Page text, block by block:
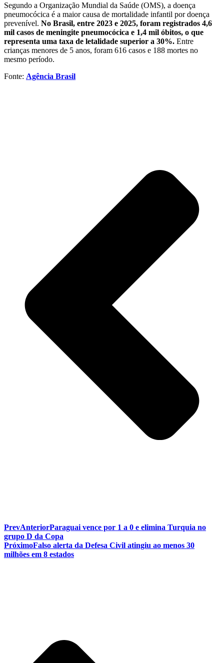
Segundo a Organização Mundial da Saúde (OMS), a doença
pneumocócica é a maior causa de mortalidade infantil por doença
prevenível. No Brasil, entre 2023 e 2025, foram registrados 4,6
mil casos de meningite pneumocócica e 1,4 mil óbitos, o que
representa uma taxa de letalidade superior a 30%. Entre
crianças menores de 5 anos, foram 616 casos e 188 mortes no
mesmo período.
Fonte: Agência Brasil
PrevAnteriorParaguai vence por 1 a 0 e elimina Turquia no
grupo D da Copa
PróximoFalso alerta da Defesa Civil atingiu ao menos 30
milhões em 8 estados